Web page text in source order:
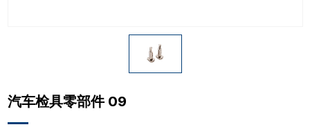
汽车检具零部件 09